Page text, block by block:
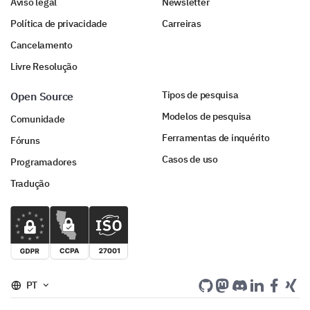
Política de privacidade
Cancelamento
Livre Resolução
Carreiras
Open Source
Comunidade
Fóruns
Programadores
Tradução
Tipos de pesquisa
Modelos de pesquisa
Ferramentas de inquérito
Casos de uso
PT